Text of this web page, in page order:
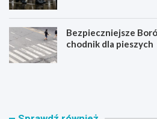
Bezpieczniejsze
chodnik dla pieszych
F
P